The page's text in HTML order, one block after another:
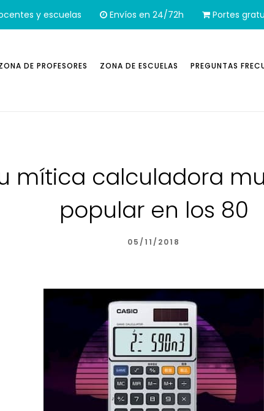
y escuelas Envíos en 24/72h Portes
DE PROFESORES ZONA DE ESCUELAS PREGUNTAS
mítica calculadora
popular en los 80
05/11/2018